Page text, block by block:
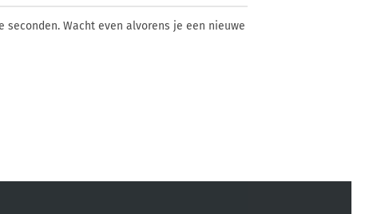
seconden. Wacht even alvorens je een nieuwe